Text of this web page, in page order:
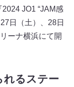
JO1 “JAM感
日（土）、28日
ーナ横浜にて開
れるステー